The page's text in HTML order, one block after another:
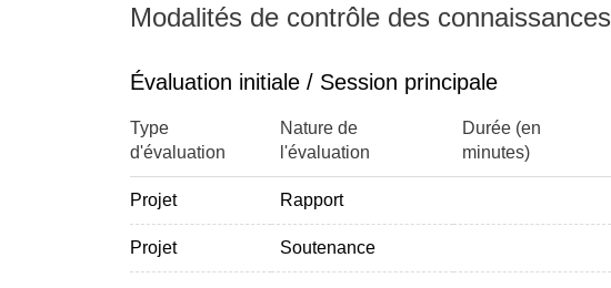
Modalités de contrôle des connaissances
Évaluation initiale / Session principale
Type
d'évaluation
Nature de
l'évaluation
Durée (en
minutes)
Projet Rapport
Projet Soutenance